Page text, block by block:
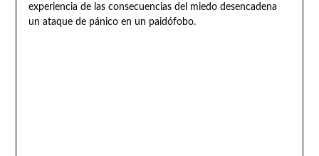
experiencia de las consecuencias del miedo desencadena
un ataque de pánico en un paidófobo.